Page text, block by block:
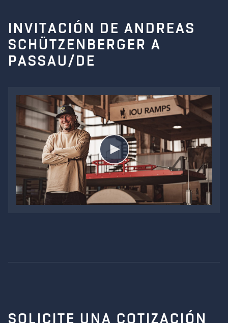
INVITACIÓN DE ANDREAS
SCHÜTZENBERGER A
PASSAU/DE
SOLICITE UNA COTIZACIÓN